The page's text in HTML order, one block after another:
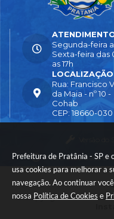
Prefeitura de Pratânia - SP e
usa cookies para melhorar a
navegação. Ao continuar
nossa Política de Cookies e
LOCALIZAÇÃO
Rua: Francisco
da Maia - nº 10 -
Cohab
CEP: 18660-030
Segunda-feira a
Sexta-feira das
as 17h
Portal atualizado
© Copyright Instar -